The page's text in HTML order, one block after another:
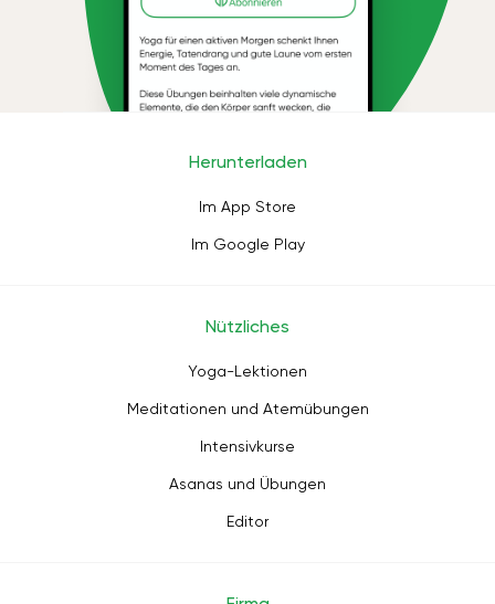
Herunterladen
Im App Store
Im Google Play
Nützliches
Yoga-Lektionen
Meditationen und Atemübungen
Intensivkurse
Asanas und Übungen
Editor